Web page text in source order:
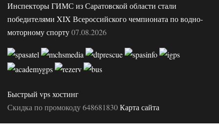
Инспекторы ГИМС из Саратовской области стали
победителями XIX Всероссийского чемпионата по водно-
моторному спорту07.08.2026
Быстрый vps хостинг
Скидка по промокоду 648681830Карта сайта